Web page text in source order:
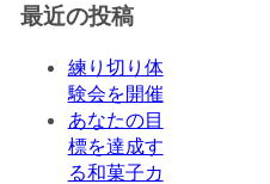
最近の投稿
練り切り体
験会を開催
あなたの目
標を達成す
る和菓子カ